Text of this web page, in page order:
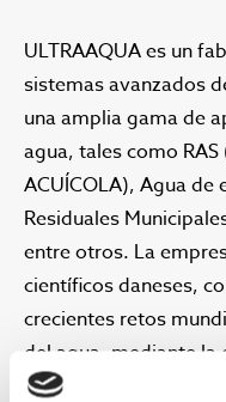
ULTRAAQUA es un
sistemas avanzados
una amplia gama de
agua, tales como RAS
ACUÍCOLA), Agua de
Residuales
entre otros. La
científicos daneses,
crecientes retos
del agua, mediante la
investigación,